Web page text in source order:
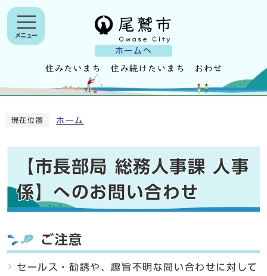
ホームへ
メニュー
現在位置 ホーム
【市長部局 総務人事課 人事
係】へのお問い合わせ
ご注意
セールス・勧誘や、趣旨不明な問い合わせに対して